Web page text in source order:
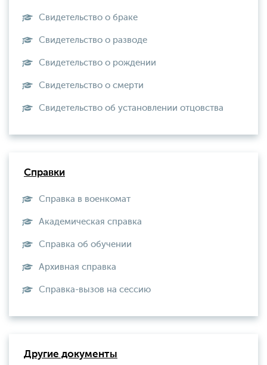
Свидетельство о браке
Свидетельство о разводе
Свидетельство о рождении
Свидетельство о смерти
Свидетельство об установлении отцовства
Справки
Справка в военкомат
Академическая справка
Справка об обучении
Архивная справка
Справка-вызов на сессию
Другие документы